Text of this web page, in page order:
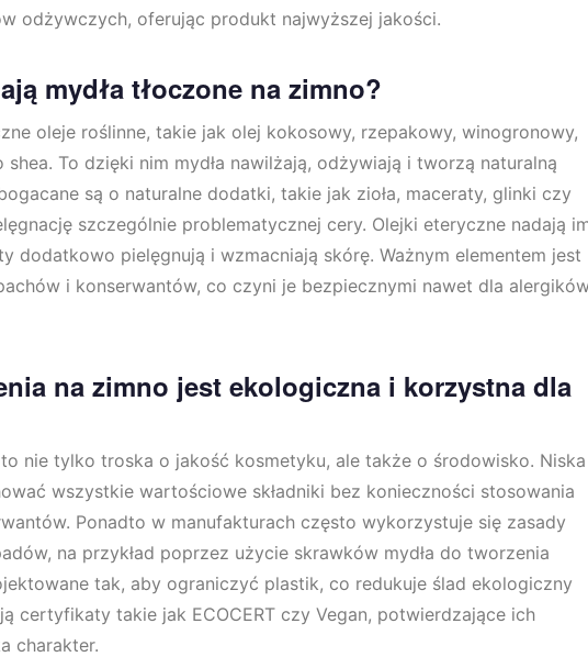
odżywczych, oferując produkt najwyższej jakości.
mydła tłoczone na zimno?
oleje roślinne, takie jak olej kokosowy, rzepakowy, winogronowy,
To dzięki nim mydła nawilżają, odżywiają i tworzą naturalną
są o naturalne dodatki, takie jak zioła, maceraty, glinki czy
szczególnie problematycznej cery. Olejki eteryczne nadają
dodatkowo pielęgnują i wzmacniają skórę. Ważnym elementem jest
i konserwantów, co czyni je bezpiecznymi nawet dla
na zimno jest ekologiczna i korzystna dla
nie tylko troska o jakość kosmetyku, ale także o środowisko. Niska
wszystkie wartościowe składniki bez konieczności stosowania
Ponadto w manufakturach często wykorzystuje się zasady
na przykład poprzez użycie skrawków mydła do tworzenia
tak, aby ograniczyć plastik, co redukuje ślad ekologiczny
certyfikaty takie jak ECOCERT czy Vegan, potwierdzające ich
charakter.